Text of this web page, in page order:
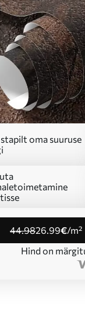
oma suuruse
44.9826.99€/m²
Hind on